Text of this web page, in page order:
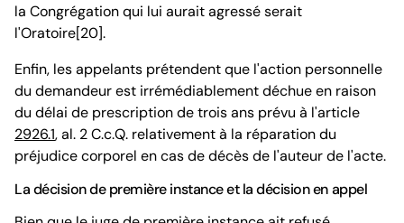
la Congrégation qui lui aurait agressé serait
l'Oratoire[20].
Enfin, les appelants prétendent que l'action personnelle
du demandeur est irrémédiablement déchue en raison
du délai de prescription de trois ans prévu à l'article
2926.1, al. 2 C.c.Q. relativement à la réparation du
préjudice corporel en cas de décès de l'auteur de l'acte.
La décision de première instance et la décision en appel